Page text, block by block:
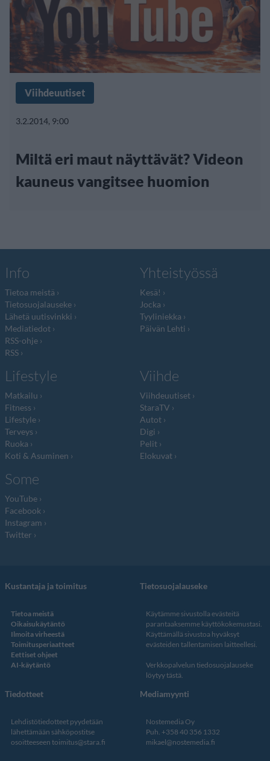
Viihdeuutiset
3.2.2014, 9:00
Miltä eri maut näyttävät? Videon
kauneus vangitsee huomion
Info
Tietoa meistä
Tietosuojalauseke
Lähetä uutisvinkki
Mediatiedot
RSS-ohje
RSS
Yhteistyössä
Kesä!
Jocka
Tyyliniekka
Päivän Lehti
Lifestyle
Matkailu
Fitness
Lifestyle
Terveys
Ruoka
Koti & Asuminen
Viihde
Viihdeuutiset
StaraTV
Autot
Digi
Pelit
Elokuvat
Some
YouTube
Facebook
Instagram
Twitter
Kustantaja ja toimitus
Tietoa meistä
Oikaisukäytäntö
Ilmoita virheestä
Toimitusperiaatteet
Eettiset ohjeet
AI-käytäntö
Tietosuojalauseke
Käytämme sivustolla evästeitä
parantaaksemme käyttökokemustasi.
Käyttämällä sivustoa hyväksyt
evästeiden tallentamisen laitteellesi.
Verkkopalvelun tiedosuojalauseke
löytyy tästä
Tiedotteet
Lehdistötiedotteet pyydetään
lähettämään sähköpostitse
osoitteeseen toimitus@stara.fi
Mediamyynti
Nostemedia Oy
Puh. +358 40 356 1332
mikael@nostemedia.fi